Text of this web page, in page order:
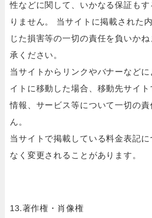
性などに関して、いかなる保証もす
りません。 当サイトに掲載された
じた損害等の一切の責任を負いかね
承ください。
当サイトからリンクやバナーなど
イトに移動した場合、移動先サイト
情報、サービス等について一切の
ん。
当サイトで掲載している料金表記
なく変更されることがあります。
13.著作権・肖像権